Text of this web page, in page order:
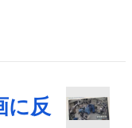
に反